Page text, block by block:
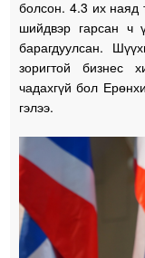
болсон. 4.3 их наяд
шийдвэр гарсан ч
барагдуулсан.
зоригтой бизнес
чадахгүй бол
гэлээ.